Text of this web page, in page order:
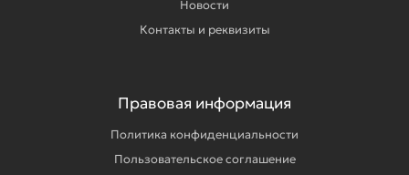
Новости
Контакты и реквизиты
Правовая информация
Политика конфиденциальности
Пользовательское соглашение